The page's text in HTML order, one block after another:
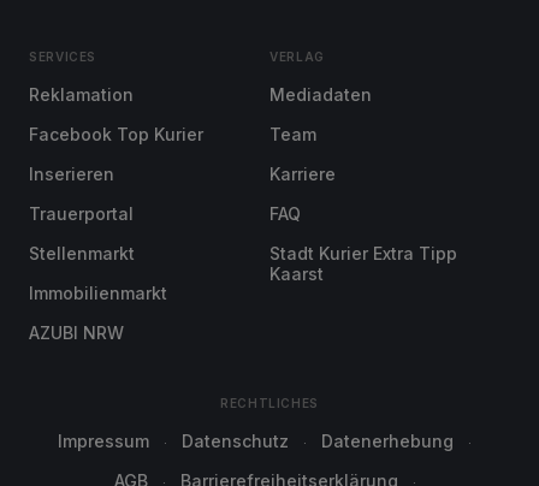
SERVICES
Reklamation
Facebook Top Kurier
Inserieren
Trauerportal
Stellenmarkt
Immobilienmarkt
AZUBI NRW
VERLAG
Mediadaten
Team
Karriere
FAQ
Stadt Kurier Extra Tipp
Kaarst
RECHTLICHES
Impressum Datenschutz
Datenerhebung
AGB
Barrierefreiheitserklärung